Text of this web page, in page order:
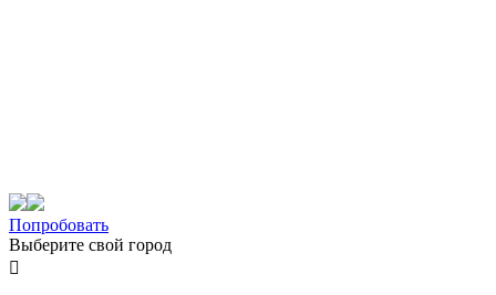
Попробовать
Выберите свой город
